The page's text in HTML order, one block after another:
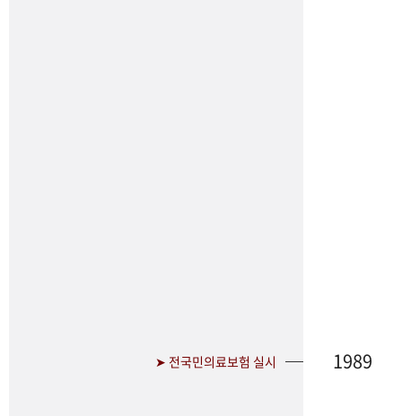
➤ 전국민의료보험 실시 1989